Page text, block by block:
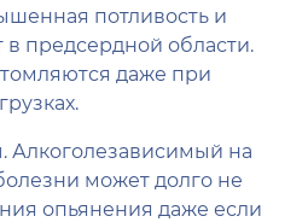
потливость и
предсердной области.
даже при
на
может долго не
опьянения даже если